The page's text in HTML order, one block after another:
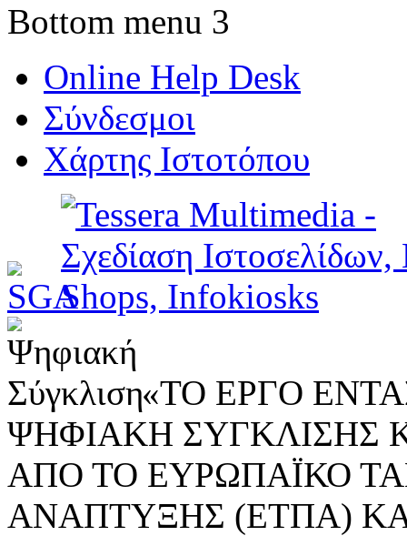
Bottom menu 3
Online Help Desk
Σύνδεσμοι
Χάρτης Ιστοτόπου
«ΤΟ ΕΡΓΟ
ΨΗΦΙΑΚΗ ΣΥΓΚΛΙΣΗΣ
ΑΠΟ ΤΟ ΕΥΡΩΠΑΪΚΟ
ΑΝΑΠΤΥΞΗΣ (ΕΤΠΑ)